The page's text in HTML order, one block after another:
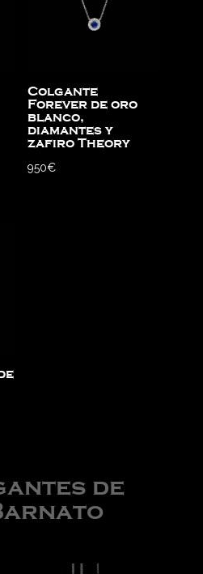
Colgante
Forever de oro
blanco,
diamantes y
zafiro Theory
950€
de